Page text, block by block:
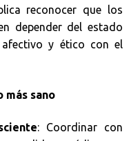
reconocer que los
depender del estado
y ético con el
más sano
: Coordinar con